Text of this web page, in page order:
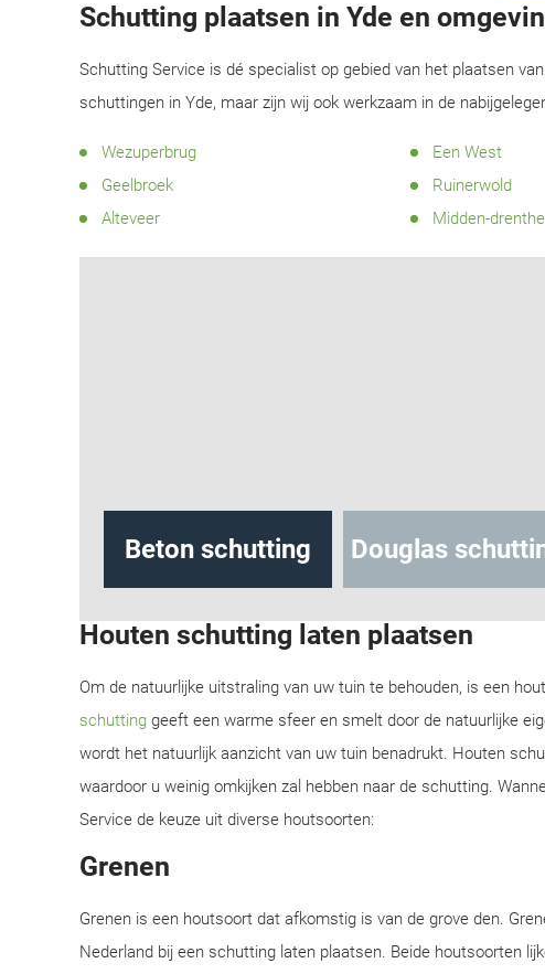
Schutting plaatsen in Yde en
Schutting Service is dé specialist op gebied van het plaatsen
schuttingen in Yde, maar zijn wij ook werkzaam in de
Wezuperbrug Een West
Geelbroek
Ruinerwold
Alteveer
Midden-drenthe
Beton schutting Douglas
Houten schutting laten plaatsen
Om de natuurlijke uitstraling van uw tuin te behouden, is een
schutting geeft een warme sfeer en smelt door de natuurlijke
wordt het natuurlijk aanzicht van uw tuin benadrukt. Houten
waardoor u weinig omkijken zal hebben naar de schutting.
Service de keuze uit diverse houtsoorten:
Grenen
Grenen is een houtsoort dat afkomstig is van de grove den.
Nederland bij een schutting laten plaatsen. Beide houtsoorten